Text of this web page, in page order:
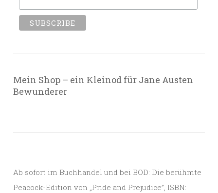
Mein Shop – ein Kleinod für Jane Austen
Bewunderer
Ab sofort im Buchhandel und bei BOD: Die berühmte
Peacock-Edition von „Pride and Prejudice”, ISBN: